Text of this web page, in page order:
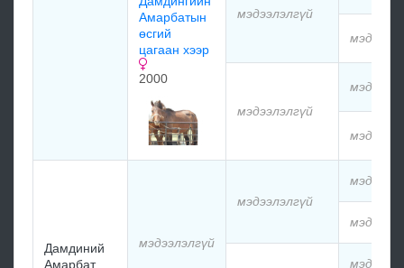
Амарбатын
өсгий
цагаан хээр
2000
мэдээлэлгүй
мэдээлэлгүй
Дамдиний
Амарбат
мэдээлэлгүй
мэдээлэлгүй